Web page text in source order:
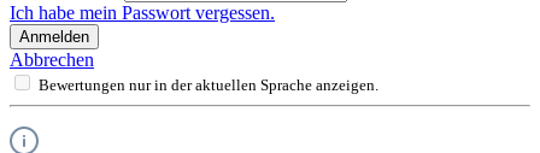
Ich habe mein Passwort vergessen.
Anmelden
Abbrechen
Bewertungen nur in der aktuellen Sprache anzeigen.